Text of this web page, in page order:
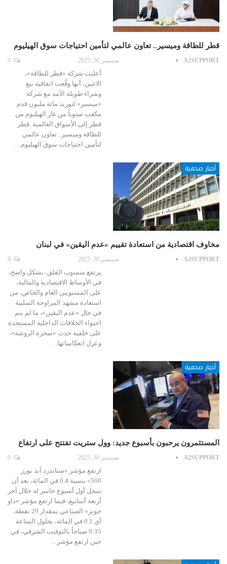
قطر للطاقة وميسير.. تعاون عالمي لتأمين احتياجات سوق الهيليوم
A2SUPPORT سبتمبر 30, 2025
أعلنت شركة «قطر للطاقة»،
الاثنين، أنها وقَّعت اتفاقية بيع
وشراء طويلة الأمد مع شركة
«ميسير» لتوريد مائة مليون قدم
مكعب سنوياً من غاز الهيليوم من
قطر إلى الأسواق العالمية. قطر
للطاقة وميسير.. تعاون عالمي
لتأمين احتياجات سوق الهيليوم…
أخبار صحفية
مخاوف اقتصادية من استعادة تقييم «عدم اليقين» في لبنان
A2SUPPORT سبتمبر 30, 2025
يرتفع منسوب القلق، بشكل واضح،
في الأوساط الاقتصادية والمالية،
على المستويين العام والخاص، من
استعادة مشهد المراوحة السلبية
في حال «عدم اليقين»، ما لم يتم
احتواء الخلافات الداخلية المستجدة
على خلفية حدث «صخرة الروشة»،
وعزل انعكاساتها…
أخبار صحفية
المستثمرون يرحبون بأسبوع جديد: وول ستريت تفتتح على ارتفاع
A2SUPPORT سبتمبر 30, 2025
ارتفع مؤشر «ستاندرد آند بورز
500» بنسبة 0.4 في المائة، بعد أن
سجل أول أسبوع خاسر له خلال آخر
أربعة أسابيع، فيما ارتفع مؤشر «داو
جونز» الصناعي بمقدار 29 نقطة،
أي 0.1 في المائة، بحلول الساعة
9:35 صباحاً بالتوقيت الشرقي، في
حين ارتفع مؤشر…